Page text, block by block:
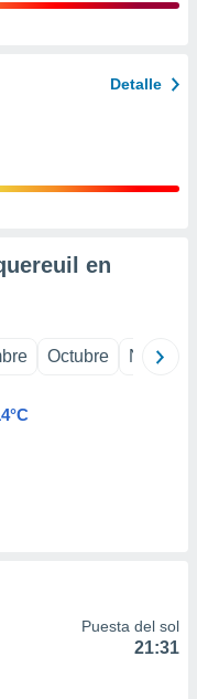
Detalle
en
Octubre
Puesta del sol
21:31